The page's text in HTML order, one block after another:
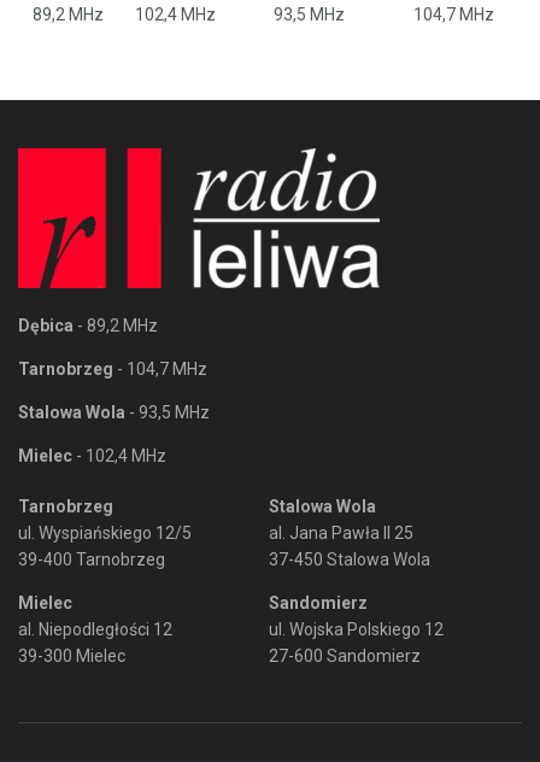
89,2 MHz
102,4 MHz 93,5 MHz 104,7 MHz
Dębica - 89,2 MHz
Tarnobrzeg - 104,7 MHz
Stalowa Wola - 93,5 MHz
Mielec - 102,4 MHz
Tarnobrzeg
ul. Wyspiańskiego 12/5
39-400 Tarnobrzeg
Mielec
al. Niepodległości 12
39-300 Mielec
Stalowa Wola
al. Jana Pawła II 25
37-450 Stalowa Wola
Sandomierz
ul. Wojska Polskiego 12
27-600 Sandomierz